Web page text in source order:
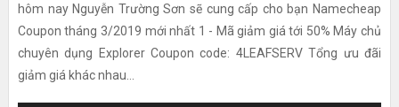
hôm nay Nguyễn Trường Sơn sẽ cung cấp cho bạn Namecheap
Coupon tháng 3/2019 mới nhất 1 - Mã giảm giá tới 50% Máy chủ
chuyên dụng Explorer Coupon code: 4LEAFSERV Tổng ưu đãi
giảm giá khác nhau...